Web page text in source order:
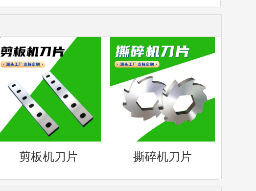
剪板机刀片 撕碎机刀片